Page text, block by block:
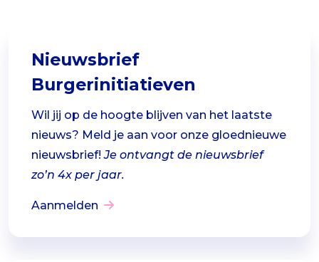
Nieuwsbrief
Burgerinitiatieven
Wil jij op de hoogte blijven van het laatste
nieuws? Meld je aan voor onze gloednieuwe
nieuwsbrief!Je ontvangt de nieuwsbrief
zo’n 4x per jaar.
Aanmelden